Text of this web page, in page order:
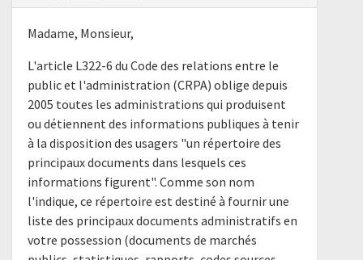
Madame, Monsieur,
L'article L322-6 du Code des relations entre le
public et l'administration (CRPA) oblige depuis
2005 toutes les administrations qui produisent
ou détiennent des informations publiques à tenir
à la disposition des usagers "un répertoire des
principaux documents dans lesquels ces
informations figurent". Comme son nom
l'indique, ce répertoire est destiné à fournir une
liste des principaux documents administratifs en
votre possession (documents de marchés